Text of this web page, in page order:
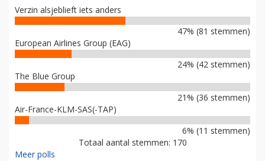
Verzin alsjeblieft iets anders
47% (81 stemmen)
European Airlines Group (EAG)
24% (42 stemmen)
The Blue Group
21% (36 stemmen)
Air-France-KLM-SAS(-TAP)
6% (11 stemmen)
Totaal aantal stemmen: 170
Meer polls